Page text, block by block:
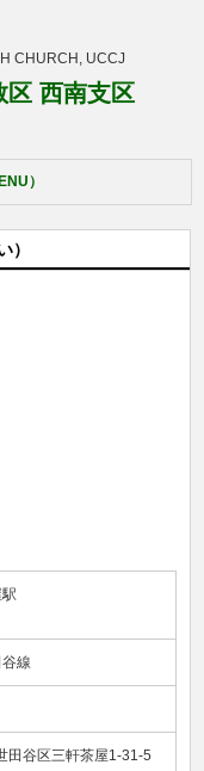
CHURCH, UCCJ
区 西南支区
）
）
線
谷区三軒茶屋1-31-5